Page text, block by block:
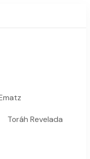
Toráh Revelada